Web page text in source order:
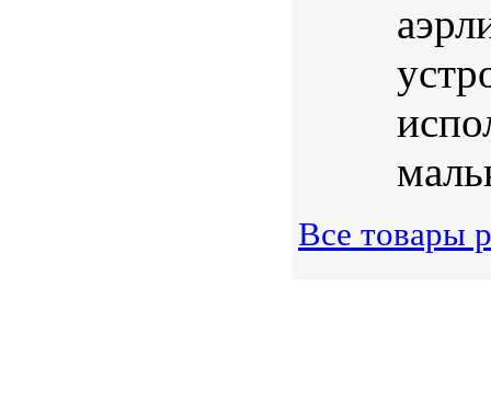
Все товары